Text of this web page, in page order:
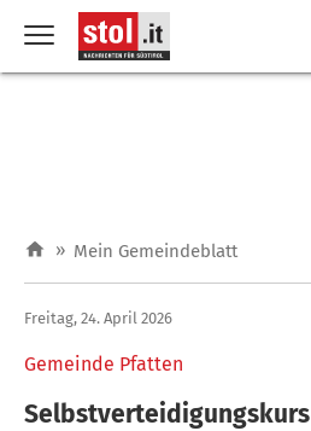
» Mein Gemeindeblatt
Gemeinde Pfatten
Freitag, 24. April 2026
Selbstverteidigungskurs